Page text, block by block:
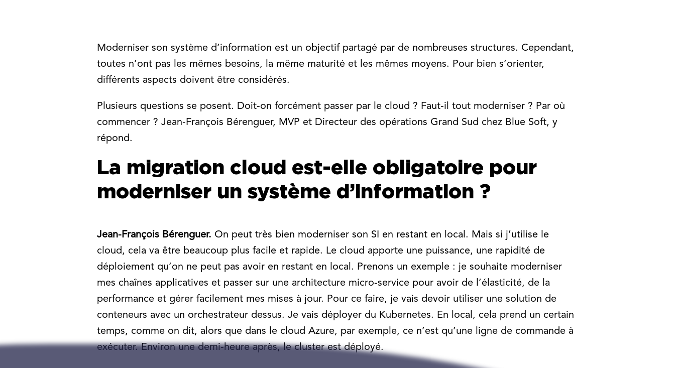
Moderniser son système d’information est un objectif partagé par de nombreuses structures. Cependant,
toutes n’ont pas les mêmes besoins, la même maturité et les mêmes moyens. Pour bien s’orienter,
différents aspects doivent être considérés.
Plusieurs questions se posent. Doit-on forcément passer par le cloud ? Faut-il tout moderniser ? Par où
commencer ? Jean-François Bérenguer, MVP et Directeur des opérations Grand Sud chez Blue Soft, y
répond.
La migration cloud est-elle obligatoire pour
moderniser un système d’information ?
Jean-François Bérenguer. On peut très bien moderniser son SI en restant en local. Mais si j’utilise le
cloud, cela va être beaucoup plus facile et rapide. Le cloud apporte une puissance, une rapidité de
déploiement qu’on ne peut pas avoir en restant en local. Prenons un exemple : je souhaite moderniser
mes chaînes applicatives et passer sur une architecture micro-service pour avoir de l’élasticité, de la
performance et gérer facilement mes mises à jour. Pour ce faire, je vais devoir utiliser une solution de
conteneurs avec un orchestrateur dessus. Je vais déployer du Kubernetes. En local, cela prend un certain
temps, comme on dit, alors que dans le cloud Azure, par exemple, ce n’est qu’une ligne de commande à
exécuter. Environ une demi-heure après, le cluster est déployé.